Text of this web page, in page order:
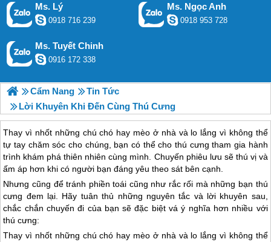
Ms. Lý
0918 716 239
Ms. Ngọc Anh
0918 953 728
Ms. Tuyết Chinh
0916 172 338
Cẩm Nang
Tin Tức
Lời Khuyên Khi Đến Cùng Thú Cưng
Thay vì nhốt những chú chó hay mèo ở nhà và lo lắng vì không thể
tự tay chăm sóc cho chúng, bạn có thể cho thú cưng tham gia hành
trình khám phá thiên nhiên cùng mình. Chuyến phiêu lưu sẽ thú vị và
ấm áp hơn khi có người bạn đáng yêu theo sát bên cạnh.
Nhưng cũng để tránh phiền toái cũng như rắc rối mà những bạn thú
cưng đem lại. Hãy tuân thủ những nguyên tắc và lời khuyên sau,
chắc chắn chuyến đi của bạn sẽ đặc biệt vá ý nghĩa hơn nhiều với
thú cưng:
Thay vì nhốt những chú chó hay mèo ở nhà và lo lắng vì không thể